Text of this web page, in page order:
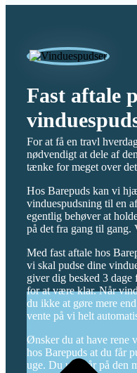
Fast aftale
For at få en travl
nødvendigt at dele af
tænke for meget over
Hos Barepuds kan vi
vinduespudsning til en
egentlig behøver at
på det fra gang til
Med fast aftale hos
vi skal pudse dine
giver dig besked 3
for at være klar. Når
du ikke at gøre mere
vente på vi helt
Ønsker du at have rene
hos Barepuds at du får
uge. Du undgår på den